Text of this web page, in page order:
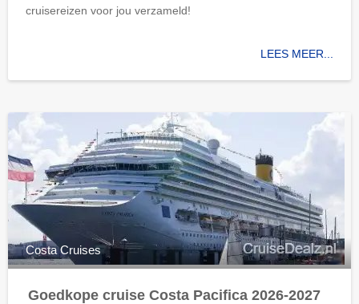
cruisereizen voor jou verzameld!
LEES MEER...
Costa Cruises
Goedkope cruise Costa Pacifica 2026-2027